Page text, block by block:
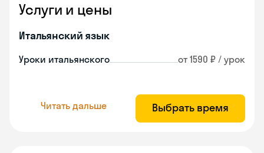
Услуги и цены
Итальянский язык
Уроки итальянского от 1590 ₽ / урок
Читать дальше Выбрать время